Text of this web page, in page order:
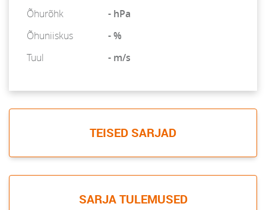
Õhurõhk
- hPa
Õhuniiskus
- %
Tuul
- m/s
TEISED SARJAD
SARJA TULEMUSED